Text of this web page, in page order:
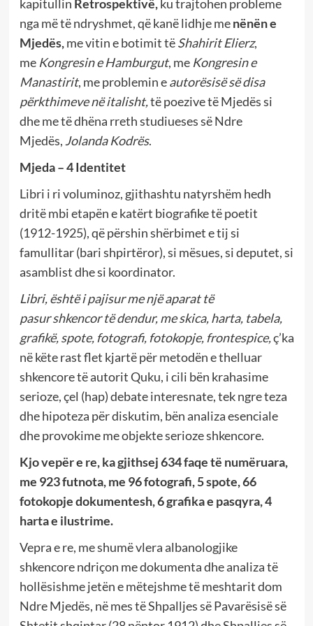
kapitullin Retrospektivë,ku trajtohen probleme
nga më të ndryshmet, që kanë lidhje menënën e
Mjedës,me vitin e botimit tëShahirit Elierz,
me Kongresin e Hamburgut, me Kongresin e
Manastirit, me problemin eautorësisë së disa
përkthimeve në italisht,të poezive të Mjedës si
dhe me të dhëna rreth studiueses së Ndre
Mjedës, Jolanda Kodrës.
Mjeda – 4 Identitet
Libri i ri voluminoz, gjithashtu natyrshëm hedh
dritë mbi etapën e katërt biografike të poetit
(1912-1925), që përshin shërbimet e tij si
famullitar (bari shpirtëror), si mësues, si deputet, si
asamblist dhe si koordinator.
Libri, është i pajisur me një aparat të
pasur shkencor të dendur, me skica, harta, tabela,
grafikë, spote, fotografi, fotokopje, frontespice,ç’ka
në këte rast flet kjartë për metodën e thelluar
shkencore të autorit Quku, i cili bën krahasime
serioze, çel (hap) debate interesnate, tek ngre teza
dhe hipoteza për diskutim, bën analiza esenciale
dhe provokime me objekte serioze shkencore.
Kjo vepër e re, ka gjithsej 634 faqe të numëruara,
me 923 futnota, me 96 fotografi, 5 spote, 66
fotokopje dokumentesh, 6 grafika e pasqyra, 4
harta e ilustrime.
Vepra e re, me shumë vlera albanologjike
shkencore ndriçon me dokumenta dhe analiza të
hollësishme jetën e mëtejshme të meshtarit dom
Ndre Mjedës, në mes të Shpalljes së Pavarësisë së